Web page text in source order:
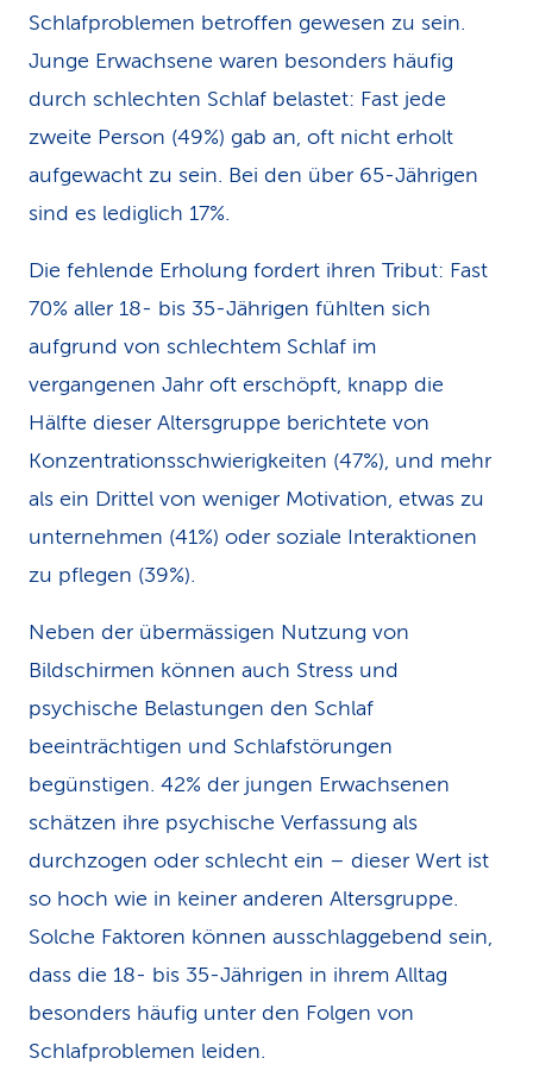
Schlafproblemen betroffen gewesen zu sein.
Junge Erwachsene waren besonders häufig
durch schlechten Schlaf belastet: Fast jede
zweite Person (49%) gab an, oft nicht erholt
aufgewacht zu sein. Bei den über 65-Jährigen
sind es lediglich 17%.
Die fehlende Erholung fordert ihren Tribut: Fast
70% aller 18- bis 35-Jährigen fühlten sich
aufgrund von schlechtem Schlaf im
vergangenen Jahr oft erschöpft, knapp die
Hälfte dieser Altersgruppe berichtete von
Konzentrationsschwierigkeiten (47%), und mehr
als ein Drittel von weniger Motivation, etwas zu
unternehmen (41%) oder soziale Interaktionen
zu pflegen (39%).
Neben der übermässigen Nutzung von
Bildschirmen können auch Stress und
psychische Belastungen den Schlaf
beeinträchtigen und Schlafstörungen
begünstigen. 42% der jungen Erwachsenen
schätzen ihre psychische Verfassung als
durchzogen oder schlecht ein – dieser Wert ist
so hoch wie in keiner anderen Altersgruppe.
Solche Faktoren können ausschlaggebend sein,
dass die 18- bis 35-Jährigen in ihrem Alltag
besonders häufig unter den Folgen von
Schlafproblemen leiden.